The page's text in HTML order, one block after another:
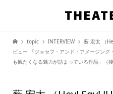
topic INTERVIEW
薮 宏太 （
ビュー 『ジョセフ・アンド・アメージン
も観たくなる魅力が詰まっている作品」（後